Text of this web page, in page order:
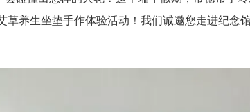
草养生坐垫手作体验活动！我们诚邀您走进纪念